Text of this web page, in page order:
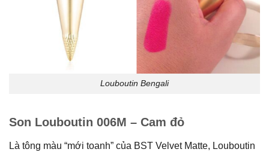
Louboutin Bengali
Son Louboutin 006M – Cam đỏ
Là tông màu “mới toanh” của BST Velvet Matte, Louboutin